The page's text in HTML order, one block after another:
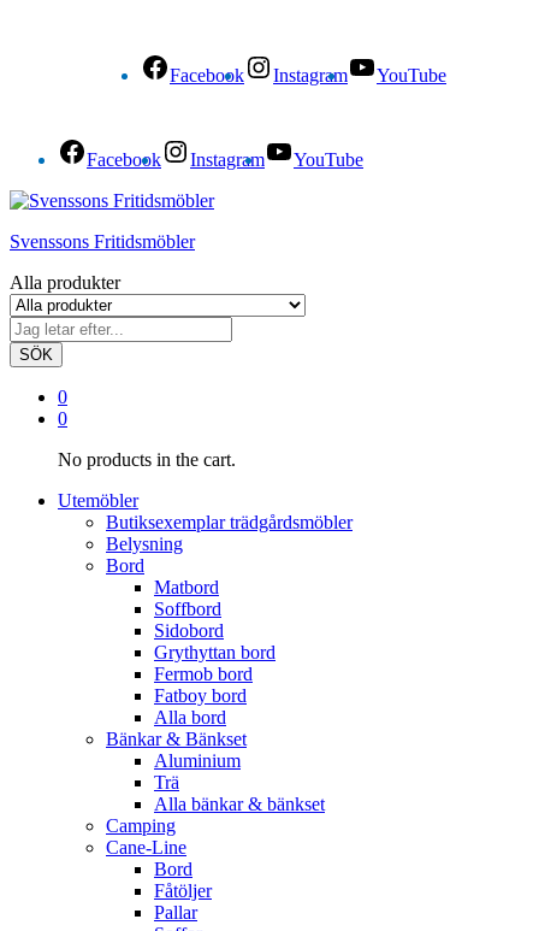
Facebook Instagram YouTube
Facebook Instagram YouTube
Svenssons Fritidsmöbler
Alla produkter
SÖK
0
0
No products in the cart.
Utemöbler
Butiksexemplar trädgårdsmöbler
Belysning
Bord
Matbord
Soffbord
Sidobord
Grythyttan bord
Fermob bord
Fatboy bord
Alla bord
Bänkar & Bänkset
Aluminium
Trä
Alla bänkar & bänkset
Camping
Cane-Line
Bord
Fåtöljer
Pallar